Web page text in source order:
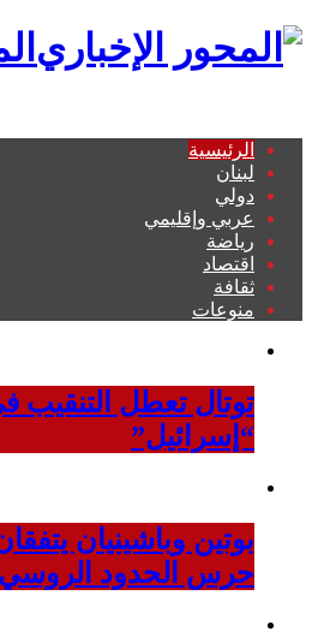
الرئيسية
لبنان
دولي
عربي وإقليمي
رياضة
اقتصاد
ثقافة
منوعات
توتال تعطل التنقيب
“إسرائيل”
بوتين وباشينيان
حرس الحدود الروسي